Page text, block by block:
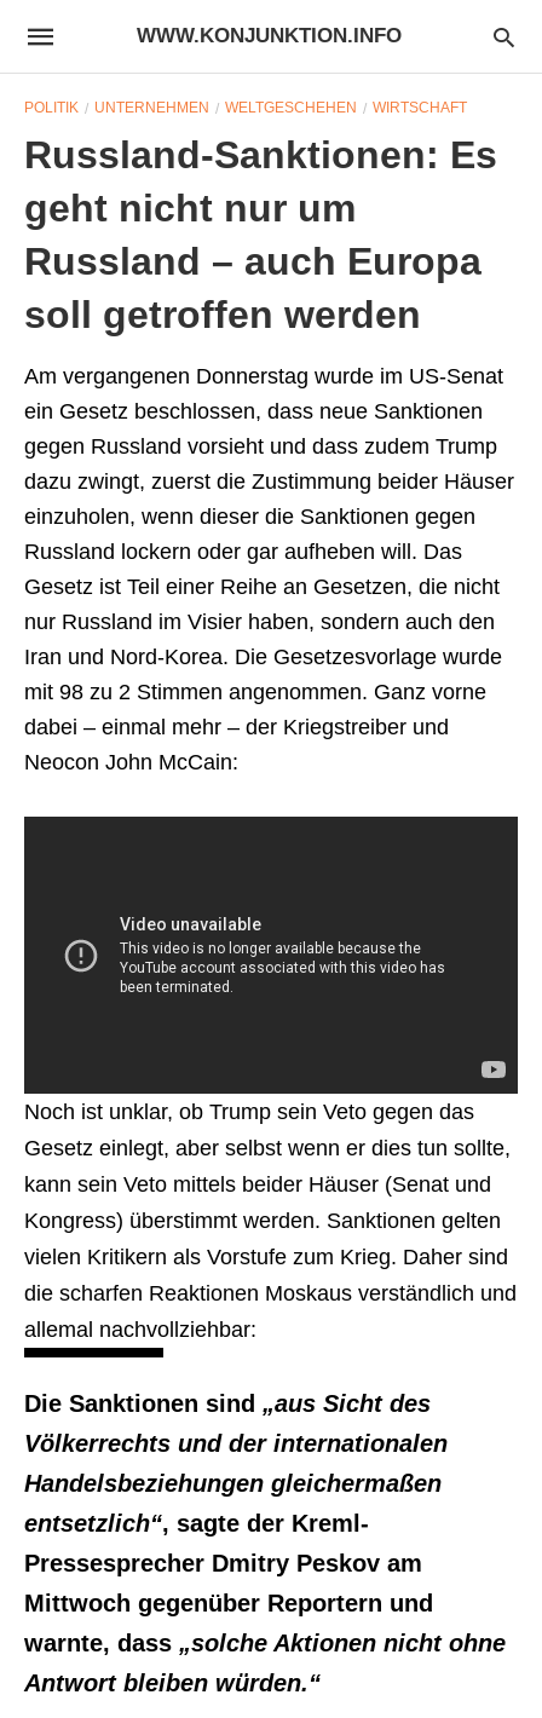
WWW.KONJUNKTION.INFO
POLITIK UNTERNEHMEN WELTGESCHEHEN WIRTSCHAFT
Russland-Sanktionen: Es
geht nicht nur um
Russland – auch Europa
soll getroffen werden
Am vergangenen Donnerstag wurde im US-Senat
ein Gesetz beschlossen, dass neue Sanktionen
gegen Russland vorsieht und dass zudem Trump
dazu zwingt, zuerst die Zustimmung beider Häuser
einzuholen, wenn dieser die Sanktionen gegen
Russland lockern oder gar aufheben will. Das
Gesetz ist Teil einer Reihe an Gesetzen, die nicht
nur Russland im Visier haben, sondern auch den
Iran und Nord-Korea. Die Gesetzesvorlage wurde
mit 98 zu 2 Stimmen angenommen. Ganz vorne
dabei – einmal mehr – der Kriegstreiber und
Neocon John McCain:
Noch ist unklar, ob Trump sein Veto gegen das
Gesetz einlegt, aber selbst wenn er dies tun sollte,
kann sein Veto mittels beider Häuser (Senat und
Kongress) überstimmt werden. Sanktionen gelten
vielen Kritikern als Vorstufe zum Krieg. Daher sind
die scharfen Reaktionen Moskaus verständlich und
allemal nachvollziehbar:
Die Sanktionen sind „aus Sicht des
Völkerrechts und der internationalen
Handelsbeziehungen gleichermaßen
entsetzlich“, sagte der Kreml-
Pressesprecher Dmitry Peskov am
Mittwoch gegenüber Reportern und
warnte, dass „solche Aktionen nicht ohne
Antwort bleiben würden.“